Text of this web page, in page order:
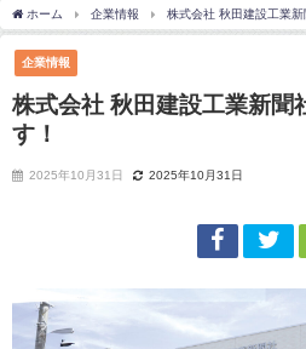
ホーム 企業情報 株式会社 秋田建設工業新
企業情報
株式会社 秋田建設工業新聞
す！
2025年10月31日 2025年10月31日